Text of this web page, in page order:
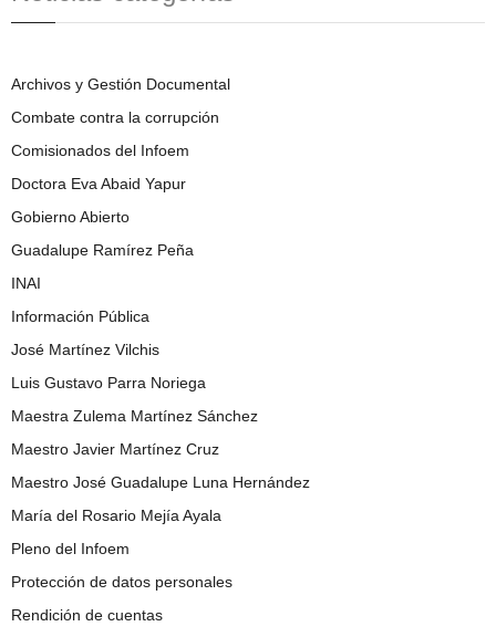
Archivos y Gestión Documental
Combate contra la corrupción
Comisionados del Infoem
Doctora Eva Abaid Yapur
Gobierno Abierto
Guadalupe Ramírez Peña
INAI
Información Pública
José Martínez Vilchis
Luis Gustavo Parra Noriega
Maestra Zulema Martínez Sánchez
Maestro Javier Martínez Cruz
Maestro José Guadalupe Luna Hernández
María del Rosario Mejía Ayala
Pleno del Infoem
Protección de datos personales
Rendición de cuentas